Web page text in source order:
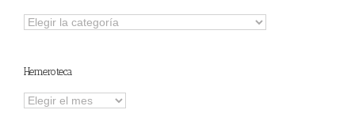
Explorar
Hemeroteca
Hemeroteca